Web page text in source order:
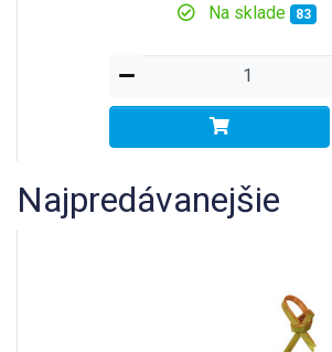
Na sklade 83
Najpredávanejšie